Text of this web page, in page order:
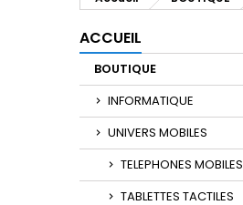
ACCUEIL
BOUTIQUE
INFORMATIQUE
UNIVERS MOBILES
TELEPHONES MOBILES
TABLETTES TACTILES